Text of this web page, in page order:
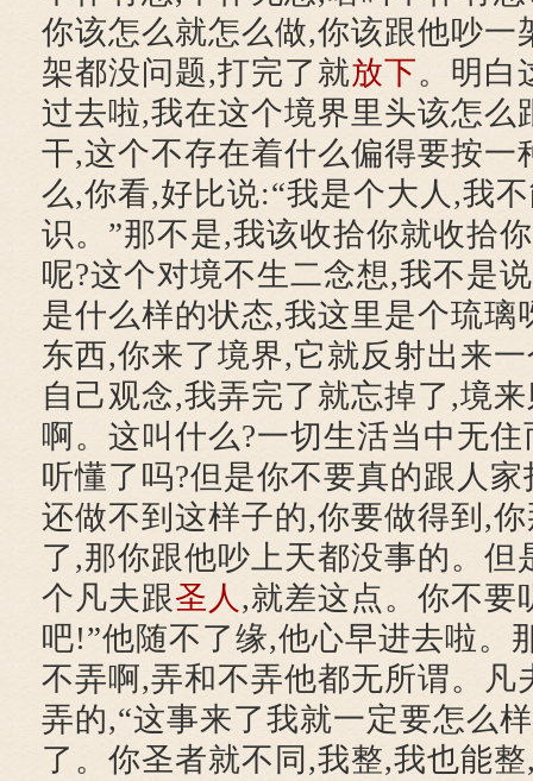
你该怎么就怎么做,你该跟他吵一
架都没问题,打完了就放下。明白
过去啦,我在这个境界里头该怎么
干,这个不存在着什么偏得要按一
么,你看,好比说:“我是个大人,我
识。”那不是,我该收拾你就收拾
呢?这个对境不生二念想,我不是
是什么样的状态,我这里是个琉璃
东西,你来了境界,它就反射出来
自己观念,我弄完了就忘掉了,境
啊。这叫什么?一切生活当中无
听懂了吗?但是你不要真的跟人
还做不到这样子的,你要做得到,
了,那你跟他吵上天都没事的。但
个凡夫跟圣人 ,就差这点。你不要
吧!”他随不了缘,他心早进去啦。
不弄啊,弄和不弄他都无所谓。凡
弄的,“这事来了我就一定要怎么
了。你圣者就不同,我整,我也能